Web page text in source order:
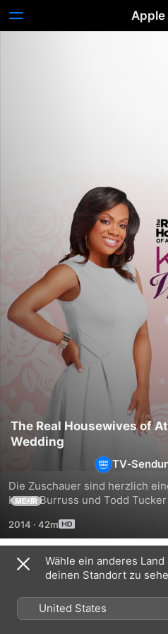
Apple
The Real Housewives of
Wedding
Die Zuschauer sind herzlich
Kandi Burruss und Todd
MEHR
2014 · 42m
Staffel 1
Wähle ein anderes
deinen Standort zu
United States